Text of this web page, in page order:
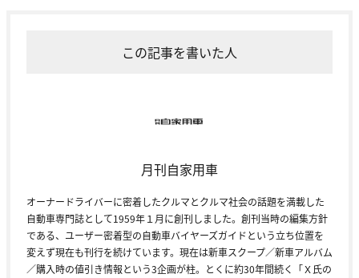
この記事を書いた人
月刊自家用車
オーナードライバーに密着したクルマとクルマ社会の話題を満載した
自動車専門誌として1959年１月に創刊しました。創刊当時の編集方針
である、ユーザー密着型の自動車バイヤーズガイドという立ち位置を
変えず現在も刊行を続けています。現在は新車スクープ／新車アルバム
／購入時の値引き情報という3企画が柱。とくに約30年間続く「Ｘ氏の